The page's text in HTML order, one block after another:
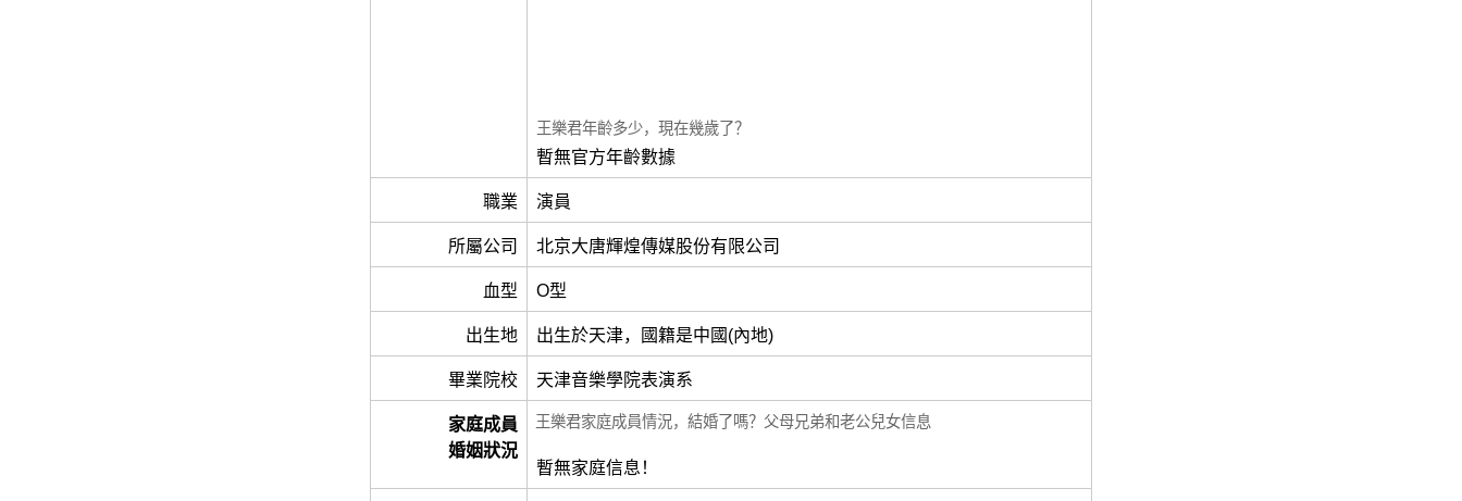
王樂君年齡多少，現在幾歲了？
暫無官方年齡數據
職業 演員
所屬公司 北京大唐輝煌傳媒股份有限公司
血型 O型
出生地 出生於天津，國籍是中國(內地)
畢業院校 天津音樂學院表演系
家庭成員
婚姻狀況
王樂君家庭成員情況，結婚了嗎？父母兄弟和老公兒女信息
暫無家庭信息！